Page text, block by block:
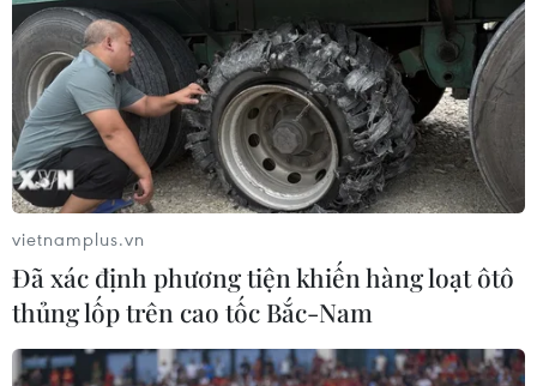
vietnamplus.vn
Đã xác định phương tiện khiến hàng loạt ôtô
thủng lốp trên cao tốc Bắc-Nam